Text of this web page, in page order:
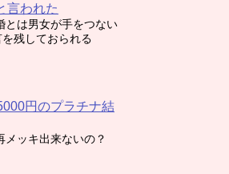
言われた
とは男女が手をつない
残しておられる
円のプラチナ結
メッキ出来ないの？